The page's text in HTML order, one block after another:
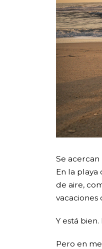
Se acercan
En la playa
de aire,
vacaciones
Y está
Pero en